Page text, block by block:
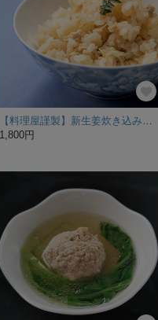
【料理屋謹製】新生姜炊き込みご飯（二合分）
1,800円